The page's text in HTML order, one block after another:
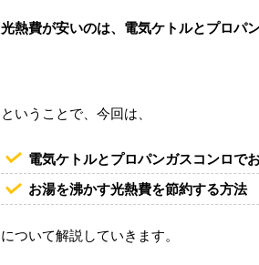
光熱費が安いのは、電気ケトルとプロパ
ということで、今回は、
電気ケトルとプロパンガスコンロで
お湯を沸かす光熱費を節約する方法
について解説していきます。